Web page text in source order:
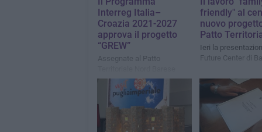
Interreg Italia–
Croazia 2021-2027
approva il progetto
“GREW”
Assegnate al Patto
Ofantino risorse
comunitarie per proteggere
il fiume Ofanto dal
cambiamento climatico
friendly" al
nuovo
Patto
Ieri la
Future Center di